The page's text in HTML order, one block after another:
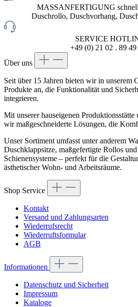
MASSANFERTIGUNG
Duschrollo, Duschvorhang,
SERVICE
+49 (0) 21 02 . 89 49
Über uns
Seit über 15 Jahren bieten wir in unserem
Produkte an, die Funktionalität und
integrieren.
Mit unserer hauseigenen
wir maßgeschneiderte Lösungen, die
Unser Sortiment umfasst unter anderem
Duschklappsitze, maßgefertigte Rollos
Schienensysteme – perfekt für die
ästhetischer Wohn- und Arbeitsräume.
Shop Service
Kontakt
Versand und Zahlungsarten
Wiederrufsrecht
Wiederruftsformular
AGB
Informationen
Datenschutz und Sicherheit
Impressum
Kataloge